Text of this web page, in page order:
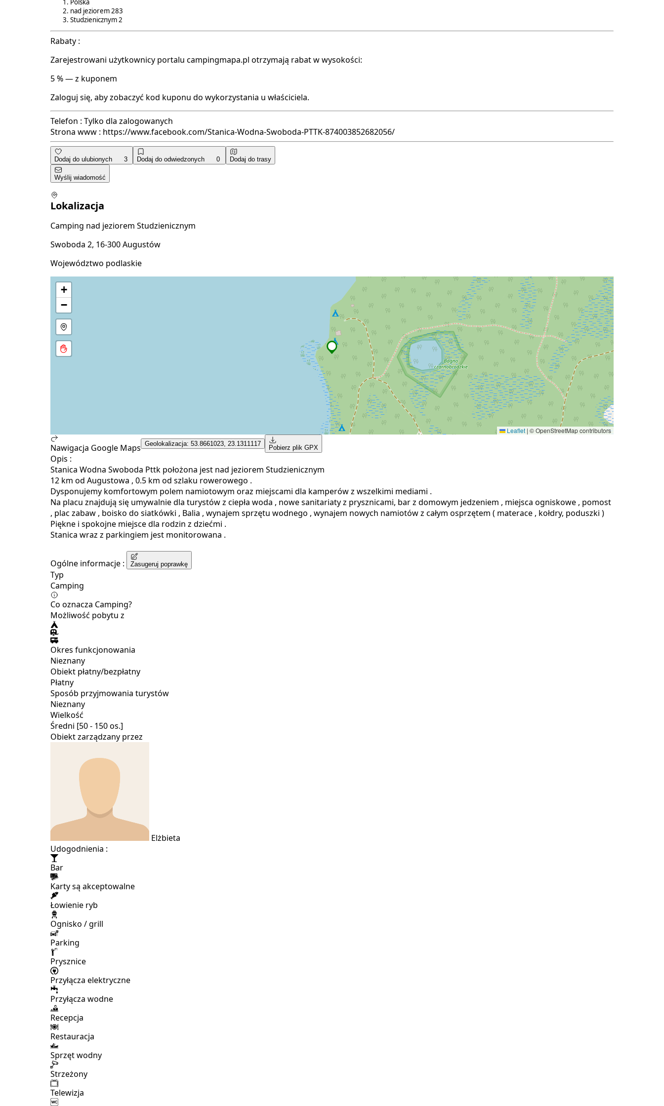
Polska
nad jeziorem283
Studzienicznym2
Rabaty :
Zarejestrowani użytkownicy portalu campingmapa.pl otrzymają rabat w wysokości:
5 % — z kuponem
Zaloguj się, aby zobaczyć kod kuponu do wykorzystania u właściciela.
Telefon : Tylko dla zalogowanych
Strona www : https://www.facebook.com/Stanica-Wodna-Swoboda-PTTK-874003852682056/
Dodaj do ulubionych 3 Dodaj do odwiedzonych 0 Dodaj do trasy
Wyślij wiadomość
Lokalizacja
Camping nad jeziorem Studzienicznym
Swoboda 2, 16-300 Augustów
Województwo podlaskie
+
−
Leaflet | © OpenStreetMap contributors
Nawigacja Google Maps Geolokalizacja: 53.8661023, 23.1311117
Pobierz plik GPX
Opis :
Stanica Wodna Swoboda Pttk położona jest nad jeziorem Studzienicznym
12 km od Augustowa , 0.5 km od szlaku rowerowego .
Dysponujemy komfortowym polem namiotowym oraz miejscami dla kamperów z wszelkimi mediami .
Na placu znajdują się umywalnie dla turystów z ciepła woda , nowe sanitariaty z prysznicami, bar z domowym jedzeniem , miejsca ogniskowe , pomost
, plac zabaw , boisko do siatkówki , Balia , wynajem sprzętu wodnego , wynajem nowych namiotów z całym osprzętem ( materace , kołdry, poduszki )
Piękne i spokojne miejsce dla rodzin z dziećmi .
Stanica wraz z parkingiem jest monitorowana .
Ogólne informacje : Zasugeruj poprawkę
Typ
Camping
Co oznacza Camping?
Możliwość pobytu z
Okres funkcjonowania
Nieznany
Obiekt płatny/bezpłatny
Płatny
Sposób przyjmowania turystów
Nieznany
Wielkość
Średni [50 - 150 os.]
Obiekt zarządzany przez
Elżbieta
Udogodnienia :
Bar
Karty są akceptowalne
Łowienie ryb
Ognisko / grill
Parking
Prysznice
Przyłącza elektryczne
Przyłącza wodne
Recepcja
Restauracja
Sprzęt wodny
Strzeżony
Telewizja